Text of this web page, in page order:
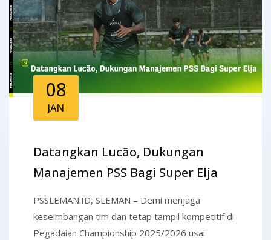
08
JAN
Datangkan Lucão, Dukungan
Manajemen PSS Bagi Super Elja
PSSLEMAN.ID, SLEMAN – Demi menjaga
keseimbangan tim dan tetap tampil kompetitif di
Pegadaian Championship 2025/2026 usai